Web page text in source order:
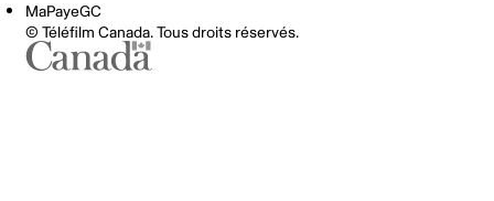
MaPayeGC
© Téléfilm Canada. Tous droits réservés.